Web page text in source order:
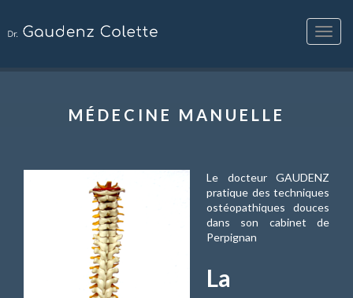
Toggle
MÉDECINE MANUELLE
Le docteur GAUDENZ
pratique des techniques
ostéopathiques douces
dans son cabinet de
Perpignan
La